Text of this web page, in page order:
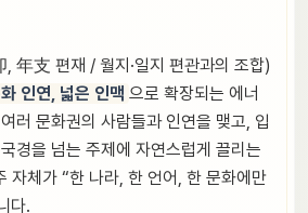
年支 편재 / 월지·일지 편관과의 조합)
인연, 넓은 인맥 으로 확장되는 에너
러 문화권의 사람들과 인연을 맺고, 입
경을 넘는 주제에 자연스럽게 끌리는
자체가 “한 나라, 한 언어, 한 문화에만
다.